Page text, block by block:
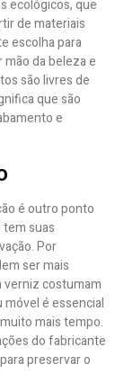
ecológicos, que
de materiais
escolha para
da beleza e
são livres de
que são
e
é outro ponto
suas
Por
ser mais
verniz costumam
é essencial
mais tempo.
do fabricante
preservar o